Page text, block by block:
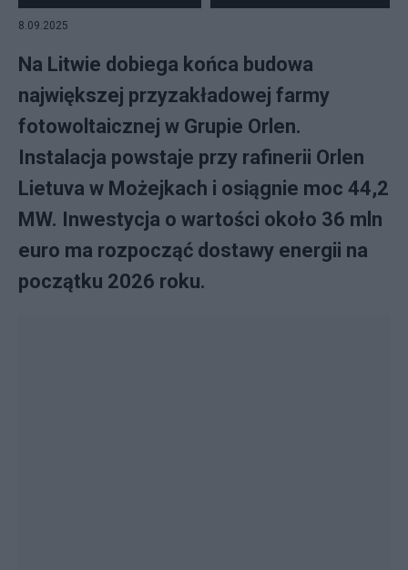
8.09.2025
Na Litwie dobiega końca budowa
największej przyzakładowej farmy
fotowoltaicznej w Grupie Orlen.
Instalacja powstaje przy rafinerii Orlen
Lietuva w Możejkach i osiągnie moc 44,2
MW. Inwestycja o wartości około 36 mln
euro ma rozpocząć dostawy energii na
początku 2026 roku.